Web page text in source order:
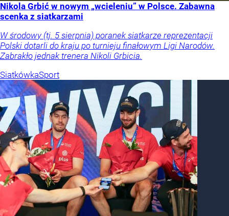
Nikola Grbić w nowym „wcieleniu” w Polsce. Zabawna
scenka z siatkarzami
W środowy (tj. 5 sierpnia) poranek siatkarze reprezentacji
Polski dotarli do kraju po turnieju finałowym Ligi Narodów.
Zabrakło jednak trenera Nikoli Grbicia.
SiatkówkaSport